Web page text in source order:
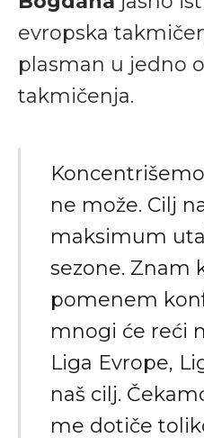
evropska
plasman u jedno
takmičenja.
ne može. Cilj
maksimum
sezone. Znam
pomenem
mnogi će reći
Liga Evrope,
naš cilj.
me dotiče